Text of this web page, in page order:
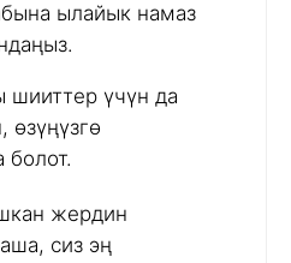
ылайык намаз
үчүн да
өзүңүзгө
болот.
жердин
сиз эң